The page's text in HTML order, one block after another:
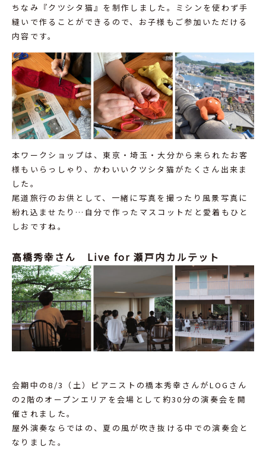
ちなみ『クツシタ猫』を制作しました。ミシンを使わず手
縫いで作ることができるので、お子様もご参加いただける
内容です。
本ワークショップは、東京・埼玉・大分から来られたお客
様もいらっしゃり、かわいいクツシタ猫がたくさん出来ま
した。
尾道旅行のお供として、一緒に写真を撮ったり風景写真に
紛れ込ませたり…自分で作ったマスコットだと愛着もひと
しおですね。
高橋秀幸さん Live for 瀬戸内カルテット
会期中の8/3（土）ピアニストの橋本秀幸さんがLOGさん
の2階のオープンエリアを会場として約30分の演奏会を開
催されました。
屋外演奏ならではの、夏の風が吹き抜ける中での演奏会と
なりました。